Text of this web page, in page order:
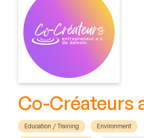
Co-Créateurs
Education / Training Environment